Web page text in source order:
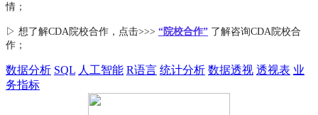
情；
▷ 想了解CDA院校合作 ，点击>>> “院校合作” 了解咨询CDA院校合
作；
数据分析 SQL 人工智能 R语言 统计分析 数据透视 透视表 业
务指标